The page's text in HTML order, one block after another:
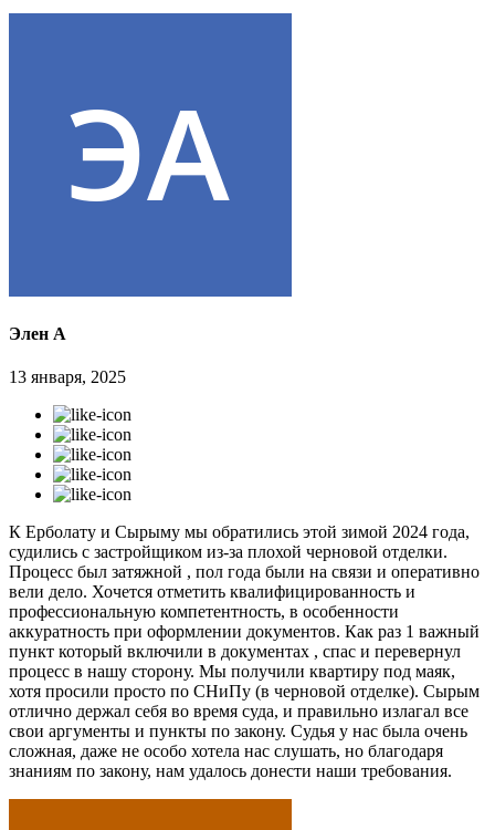
Элен А
13 января, 2025
К Ерболату и Сырыму мы обратились этой зимой 2024 года,
судились с застройщиком из-за плохой черновой отделки.
Процесс был затяжной , пол года были на связи и оперативно
вели дело. Хочется отметить квалифицированность и
профессиональную компетентность, в особенности
аккуратность при оформлении документов. Как раз 1 важный
пункт который включили в документах , спас и перевернул
процесс в нашу сторону. Мы получили квартиру под маяк,
хотя просили просто по СНиПу (в черновой отделке). Сырым
отлично держал себя во время суда, и правильно излагал все
свои аргументы и пункты по закону. Судья у нас была очень
сложная, даже не особо хотела нас слушать, но благодаря
знаниям по закону, нам удалось донести наши требования.